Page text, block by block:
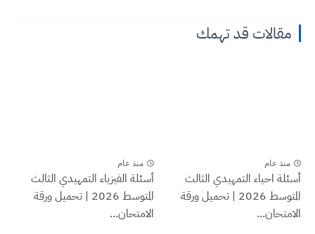
مقالات قد تهمك
منذ عام
أسئلة احياء التمهيدي الثالث
المتوسط 2026 | تحميل ورقة
الامتحان...
منذ عام
أسئلة الفيزياء التمهيدي الثالث
المتوسط 2026 | تحميل ورقة
الامتحان...